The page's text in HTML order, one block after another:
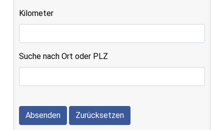
Kilometer
Suche nach Ort oder PLZ
Absenden Zurücksetzen